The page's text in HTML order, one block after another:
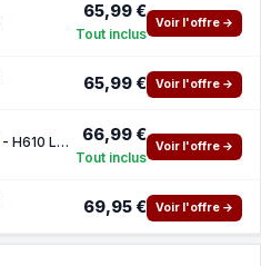
65,99 €
Tout inclus
Voir l'offre →
65,99 € Voir l'offre →
MSI PRO H610M-E DDR4 - H610 LGA1700 DDR4 mATX 66,99 €
Tout inclus
Voir l'offre →
69,95 € Voir l'offre →